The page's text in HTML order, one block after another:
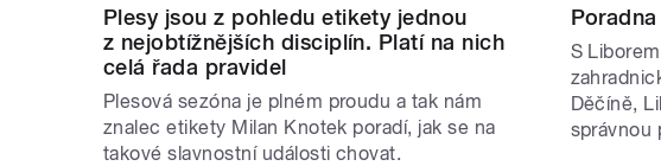
Plesy jsou z pohledu etikety jednou
z nejobtížnějších disciplín. Platí na nich
celá řada pravidel
Plesová sezóna je plném proudu a tak nám
znalec etikety Milan Knotek poradí, jak se na
takové slavnostní události chovat.
S
Děčíně,
správnou